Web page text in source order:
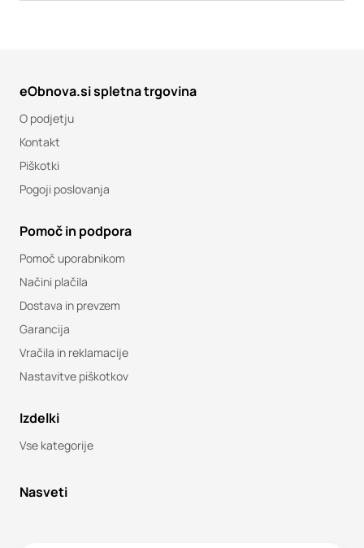
eObnova.si spletna trgovina
O podjetju
Kontakt
Piškotki
Pogoji poslovanja
Pomoč in podpora
Pomoč uporabnikom
Načini plačila
Dostava in prevzem
Garancija
Vračila in reklamacije
Nastavitve piškotkov
Izdelki
Vse kategorije
Nasveti